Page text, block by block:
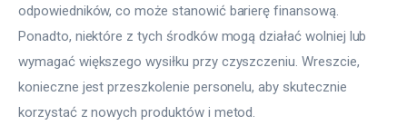
odpowiedników, co może stanowić barierę finansową.
Ponadto, niektóre z tych środków mogą działać wolniej lub
wymagać większego wysiłku przy czyszczeniu. Wreszcie,
konieczne jest przeszkolenie personelu, aby skutecznie
korzystać z nowych produktów i metod.